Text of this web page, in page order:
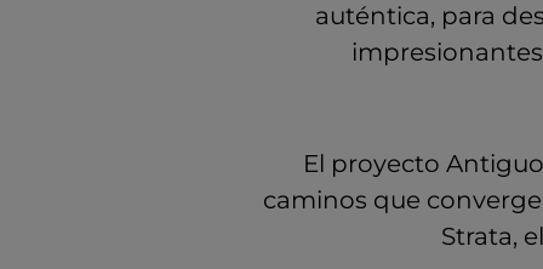
auténtica, para
El proyecto
caminos que
Strata,